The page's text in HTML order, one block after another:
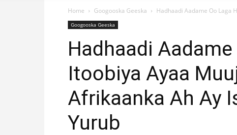
Home Googooska Geeska Hadhaadi Aadame Oo Laga
Googooska Geeska
Hadhaadi
Itoobiya Ayaa
Afrikaanka Ah Ay
Yurub